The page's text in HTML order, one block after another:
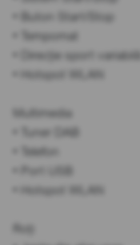
• Buton Start/Stop
• Tempomat
• Direcție sport variabilă
• Hotspot WLAN
Multimedia
• Tuner DAB
• Telefon
• Port USB
• Hotspot WLAN
Roți